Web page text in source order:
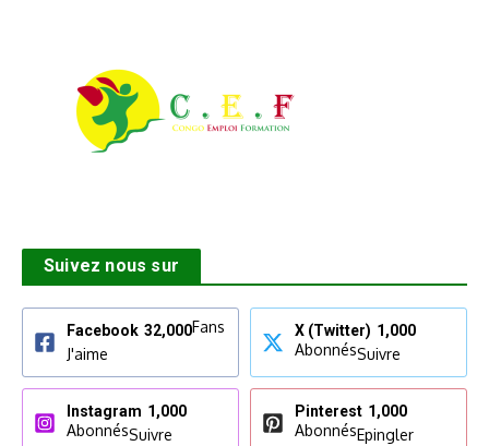
Suivez nous sur
Facebook 32,000Fans
J'aime
X (Twitter) 1,000
AbonnésSuivre
Instagram 1,000
AbonnésSuivre
Pinterest 1,000
AbonnésEpingler